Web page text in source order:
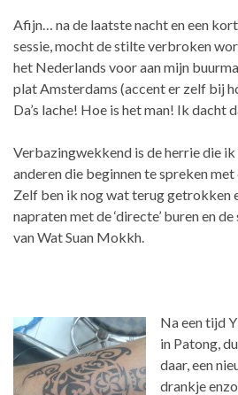
Afijn… na de laatste nacht en een
sessie, mocht de stilte verbroken
het Nederlands voor aan mijn
plat Amsterdams (accent er zelf bij
Da’s lache! Hoe is het man! Ik dacht
Verbazingwekkend is de herrie die
anderen die beginnen te spreken met
Zelf ben ik nog wat terug getrokken
napraten met de ‘directe’ buren en
van Wat Suan Mokkh.
Na een tijd
in Patong,
daar, een
drankje